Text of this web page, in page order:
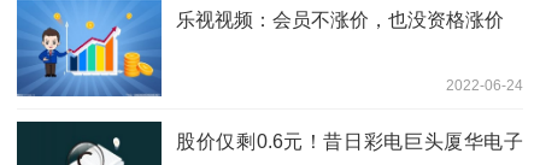
乐视视频：会员不涨价，也没资格涨价
2022-06-24
股价仅剩0.6元！昔日彩电巨头厦华电子